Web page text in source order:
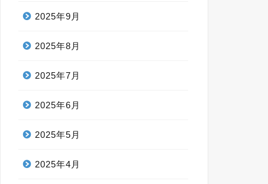
2025年9月
2025年8月
2025年7月
2025年6月
2025年5月
2025年4月